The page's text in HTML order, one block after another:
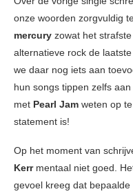
onze woorden zorgvuldig
mercury zowat het
alternatieve rock de
we daar nog iets aan
hun songs tippen zelfs aan
met Pearl Jam weten op
statement is!
Op het moment van
Kerrmentaal niet goed.
gevoel kreeg dat